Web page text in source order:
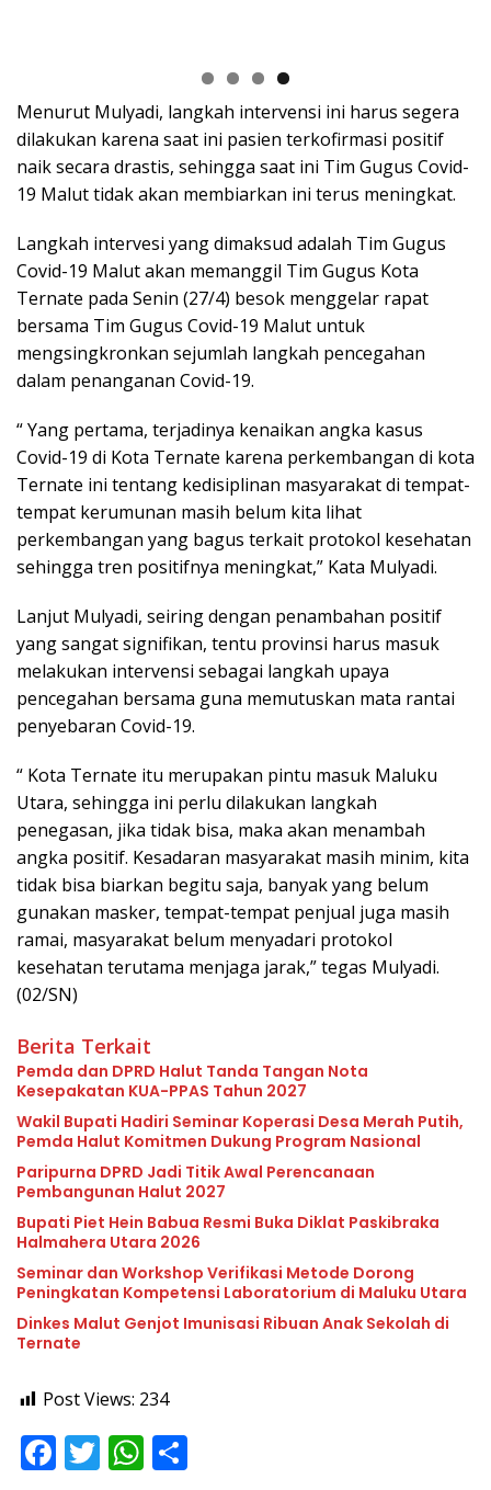
Menurut Mulyadi, langkah intervensi ini harus segera
dilakukan karena saat ini pasien terkofirmasi positif
naik secara drastis, sehingga saat ini Tim Gugus Covid-
19 Malut tidak akan membiarkan ini terus meningkat.
Langkah intervesi yang dimaksud adalah Tim Gugus
Covid-19 Malut akan memanggil Tim Gugus Kota
Ternate pada Senin (27/4) besok menggelar rapat
bersama Tim Gugus Covid-19 Malut untuk
mengsingkronkan sejumlah langkah pencegahan
dalam penanganan Covid-19.
“ Yang pertama, terjadinya kenaikan angka kasus
Covid-19 di Kota Ternate karena perkembangan di kota
Ternate ini tentang kedisiplinan masyarakat di tempat-
tempat kerumunan masih belum kita lihat
perkembangan yang bagus terkait protokol kesehatan
sehingga tren positifnya meningkat,” Kata Mulyadi.
Lanjut Mulyadi, seiring dengan penambahan positif
yang sangat signifikan, tentu provinsi harus masuk
melakukan intervensi sebagai langkah upaya
pencegahan bersama guna memutuskan mata rantai
penyebaran Covid-19.
“ Kota Ternate itu merupakan pintu masuk Maluku
Utara, sehingga ini perlu dilakukan langkah
penegasan, jika tidak bisa, maka akan menambah
angka positif. Kesadaran masyarakat masih minim, kita
tidak bisa biarkan begitu saja, banyak yang belum
gunakan masker, tempat-tempat penjual juga masih
ramai, masyarakat belum menyadari protokol
kesehatan terutama menjaga jarak,” tegas Mulyadi.
(02/SN)
Berita Terkait
Pemda dan DPRD Halut Tanda Tangan Nota
Kesepakatan KUA-PPAS Tahun 2027
Wakil Bupati Hadiri Seminar Koperasi Desa Merah Putih,
Pemda Halut Komitmen Dukung Program Nasional
Paripurna DPRD Jadi Titik Awal Perencanaan
Pembangunan Halut 2027
Bupati Piet Hein Babua Resmi Buka Diklat Paskibraka
Halmahera Utara 2026
Seminar dan Workshop Verifikasi Metode Dorong
Peningkatan Kompetensi Laboratorium di Maluku Utara
Dinkes Malut Genjot Imunisasi Ribuan Anak Sekolah di
Ternate
Post Views: 234
F T W